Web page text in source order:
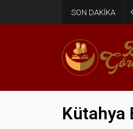
SON DAKİKA
Kütahya